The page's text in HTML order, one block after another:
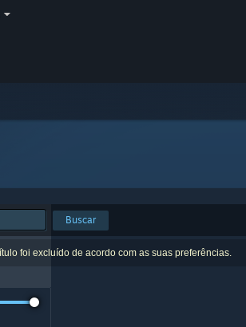
Buscar
foi excluído de acordo com as suas preferências.